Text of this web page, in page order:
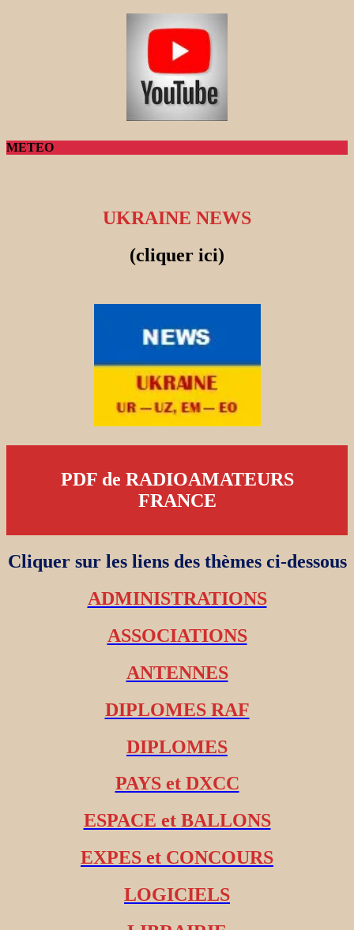
METEO
UKRAINE NEWS
(cliquer ici)
PDF de RADIOAMATEURS
FRANCE
Cliquer sur les liens des thèmes ci-dessous
ADMINISTRATIONS
ASSOCIATIONS
ANTENNES
DIPLOMES RAF
DIPLOMES
PAYS et DXCC
ESPACE et BALLONS
EXPES et CONCOURS
LOGICIELS